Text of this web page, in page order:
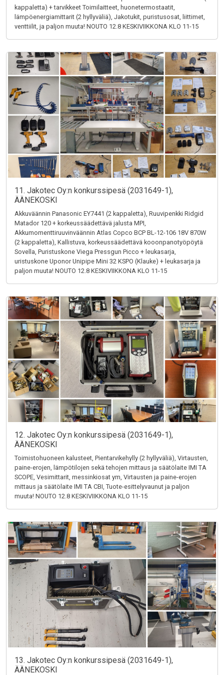
kappaletta) + tarvikkeet Toimilaitteet, huonetermostaatit,
lämpöenergiamittarit (2 hyllyväliä), Jakotukit, puristusosat, liittimet,
venttiilit, ja paljon muuta! NOUTO 12.8 KESKIVIIKKONA KLO 11-15
11. Jakotec Oy:n konkurssipesä (2031649-1),
ÄÄNEKOSKI
Akkuväännin Panasonic EY7441 (2 kappaletta), Ruuvipenkki Ridgid
Matador 120 + korkeussäädettävä jalusta MPI,
Akkumomenttiruuvinväännin Atlas Copco BCP BL-12-106 18V 870W
(2 kappaletta), Kallistuva, korkeussäädettävä kooonpanotyöpöytä
Sovella, Puristuskone Viega Pressgun Picco + leukasarja,
uristuskone Uponor Unipipe Mini 32 KSPO (Klauke) + leukasarja ja
paljon muuta! NOUTO 12.8 KESKIVIIKKONA KLO 11-15
12. Jakotec Oy:n konkurssipesä (2031649-1),
ÄÄNEKOSKI
Toimistohuoneen kalusteet, Pientarvikehylly (2 hyllyväliä), Virtausten,
paine-erojen, lämpötilojen sekä tehojen mittaus ja säätölaite IMI TA
SCOPE, Vesimittarit, messinkiosat ym, Virtausten ja paine-erojen
mittaus ja säätölaite IMI TA CBI, Tuote-esittelyvaunut ja paljon
muuta! NOUTO 12.8 KESKIVIIKKONA KLO 11-15
13. Jakotec Oy:n konkurssipesä (2031649-1),
ÄÄNEKOSKI